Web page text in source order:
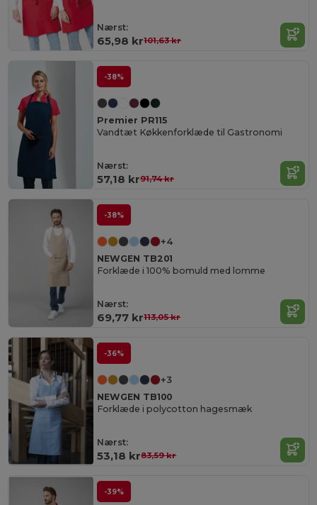
Nærst:
65,98 kr101,63 kr
-38%
Premier PR115
Vandtæt Køkkenforklæde til Gastronomi
Nærst:
57,18 kr91,74 kr
-38%
+4
NEWGEN TB201
Forklæde i 100% bomuld med lomme
Nærst:
69,77 kr113,05 kr
-36%
+3
NEWGEN TB100
Forklæde i polycotton hagesmæk
Nærst:
53,18 kr83,59 kr
-39%